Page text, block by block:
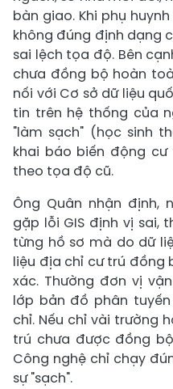
bàn giao. Khi phụ
không đúng định dạng
sai lệch tọa độ. Bên
chưa đồng bộ hoàn
nối với Cơ sở dữ liệu
tin trên hệ thống của
"làm sạch" (học sinh
khai báo biến động cư
theo tọa độ cũ.
Ông Quân nhận định,
gặp lỗi GIS định vị sai,
từng hồ sơ mà do dữ
liệu địa chỉ cư trú đồng
xác. Thường đơn vị
lớp bản đồ phân
chỉ. Nếu chỉ vài trường
trú chưa được đồng
Công nghệ chỉ chạy
sự "sạch".